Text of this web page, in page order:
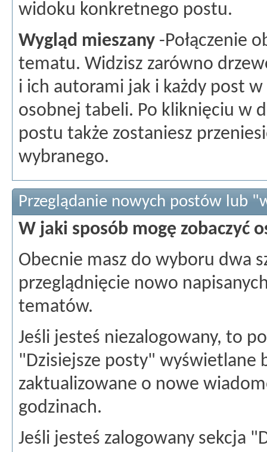
widoku konkretnego postu.
Wygląd mieszany -Połączenie
tematu. Widzisz zarówno
i ich autorami jak i każdy post
osobnej tabeli. Po kliknięciu w
postu także zostaniesz
wybranego.
Przeglądanie nowych postów lub
W jaki sposób mogę zobaczyć
Obecnie masz do wyboru dwa
przeglądnięcie nowo
tematów.
Jeśli jesteś niezalogowany, to
"Dzisiejsze posty" wyświetlane
zaktualizowane o nowe
godzinach.
Jeśli jesteś zalogowany sekcja